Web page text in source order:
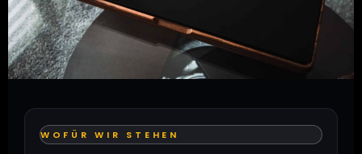
WOFÜR WIR STEHEN